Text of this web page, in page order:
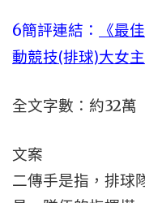
6簡評連結：
《最
動競技(排球)大女主
全文字數：約32萬
文案
二傳手是指，排球